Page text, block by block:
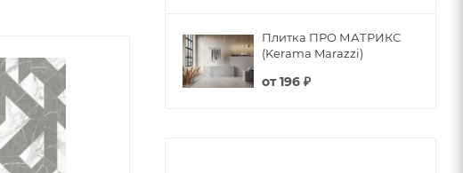
Плитка ПРО МАТРИКС
(Kerama Marazzi)
от196 ₽